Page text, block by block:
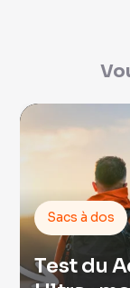
Sacs à dos
Test du